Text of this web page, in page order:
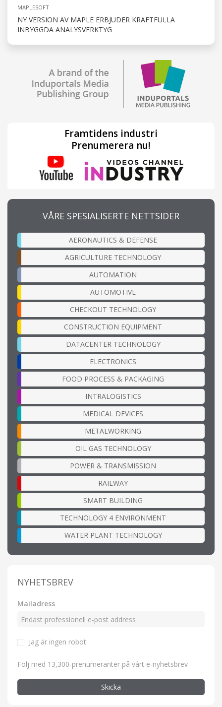
MAPLESOFT
NY VERSION AV MAPLE ERBJUDER KRAFTFULLA
INBYGGDA ANALYSVERKTYG
Framtidens industri
Prenumerera nu!
VÅRE SPESIALISERTE NETTSIDER
AERONAUTICS & DEFENSE
AGRICULTURE TECHNOLOGY
AUTOMATION
AUTOMOTIVE
CHECKOUT TECHNOLOGY
CONSTRUCTION EQUIPMENT
DATACENTER TECHNOLOGY
ELECTRONICS
FOOD PROCESS & PACKAGING
INTRALOGISTICS
MEDICAL DEVICES
METALWORKING
OIL GAS TECHNOLOGY
POWER & TRANSMISSION
RAILWAY
SMART BUILDING
TECHNOLOGY 4 ENVIRONMENT
WATER PLANT TECHNOLOGY
NYHETSBREV
Mailadress
Jag är ingen robot
Följ med 13,300-prenumeranter på vårt e-nyhetsbrev
Skicka